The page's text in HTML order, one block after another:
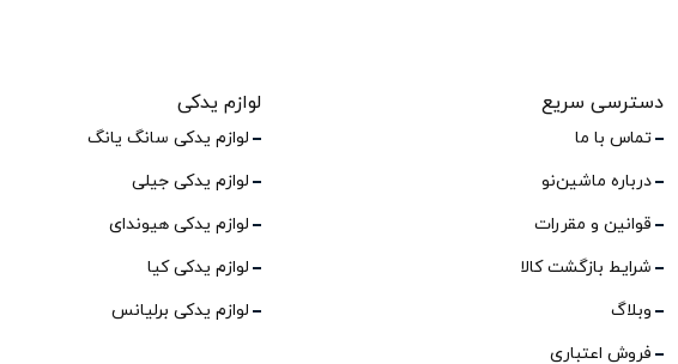
دسترسی سریع
تماس با ما
درباره ماشین‌نو
قوانین و مقررات
شرایط بازگشت کالا
وبلاگ
فروش اعتباری
لوازم یدکی
لوازم یدکی سانگ یانگ
لوازم یدکی جیلی
لوازم یدکی هیوندای
لوازم یدکی کیا
لوازم یدکی برلیانس